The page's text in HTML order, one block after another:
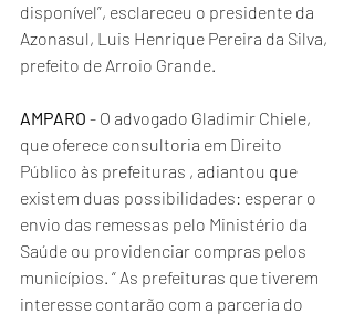
disponível”, esclareceu o presidente da
Azonasul, Luis Henrique Pereira da Silva,
prefeito de Arroio Grande.
AMPARO - O advogado Gladimir Chiele,
que oferece consultoria em Direito
Público às prefeituras , adiantou que
existem duas possibilidades: esperar o
envio das remessas pelo Ministério da
Saúde ou providenciar compras pelos
municípios. “ As prefeituras que tiverem
interesse contarão com a parceria do